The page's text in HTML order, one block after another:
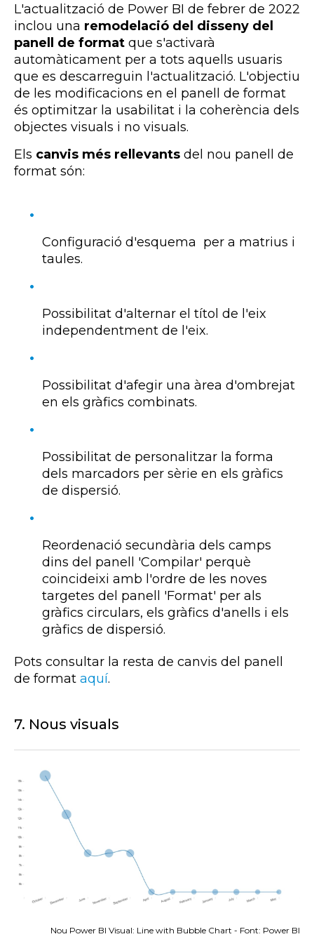
L'actualització de Power BI de febrer de 2022
inclou una remodelació del disseny del
panell de format que s'activarà
automàticament per a tots aquells usuaris
que es descarreguin l'actualització. L'objectiu
de les modificacions en el panell de format
és optimitzar la usabilitat i la coherència dels
objectes visuals i no visuals.
Els canvis més rellevants del nou panell de
format són:
Configuració d'esquema per a matrius i
taules.
Possibilitat d'alternar el títol de l'eix
independentment de l'eix.
Possibilitat d'afegir una àrea d'ombrejat
en els gràfics combinats.
Possibilitat de personalitzar la forma
dels marcadors per sèrie en els gràfics
de dispersió.
Reordenació secundària dels camps
dins del panell 'Compilar' perquè
coincideixi amb l'ordre de les noves
targetes del panell 'Format' per als
gràfics circulars, els gràfics d'anells i els
gràfics de dispersió.
Pots consultar la resta de canvis del panell
de format aquí.
7. Nous visuals
Nou Power BI Visual: Line with Bubble Chart - Font: Power BI